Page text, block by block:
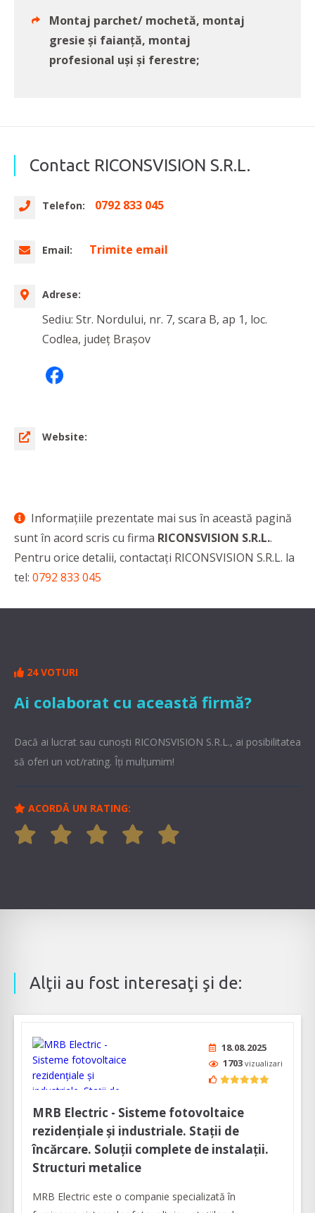
Montaj parchet/ mochetă, montaj
gresie și faianță, montaj
profesional uși și ferestre;
Contact RICONSVISION S.R.L.
Telefon: 0792 833 045
Email: Trimite email
Adrese:
Sediu: Str. Nordului, nr. 7, scara B, ap 1, loc.
Codlea, județ Brașov
Website:
Informaţiile prezentate mai sus în această pagină
sunt în acord scris cu firma RICONSVISION S.R.L..
Pentru orice detalii, contactaţi RICONSVISION S.R.L. la
tel: 0792 833 045
24 VOTURI
Ai colaborat cu această firmă?
Dacă ai lucrat sau cunoşti RICONSVISION S.R.L., ai posibilitatea
să oferi un vot/rating. Îți mulțumim!
ACORDĂ UN RATING:
Alţii au fost interesaţi şi de:
18.08.2025
1703 vizualizari
MRB Electric - Sisteme fotovoltaice
rezidențiale și industriale. Stații de
încărcare. Soluții complete de instalații.
Structuri metalice
MRB Electric este o companie specializată în